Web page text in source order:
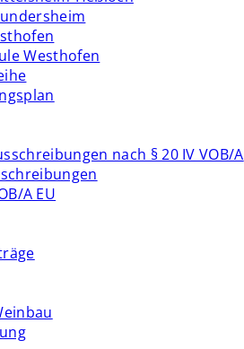
Westhofen
nach § 20 IV VOB/A
A EU